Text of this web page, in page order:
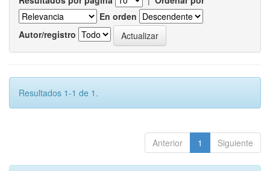
En orden
Autor/registro
Resultados 1-1 de 1.
Anterior 1 Siguiente